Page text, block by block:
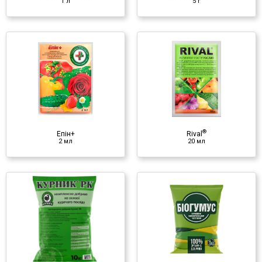
Епін+
2 мл
Rival ®
20 мл
Rival®
20 мл
Регулятор росту
♦ ПЭГ
♦ янтарная кислота
Биогумус
1 кг
Органическое удобрение
♦ NPK